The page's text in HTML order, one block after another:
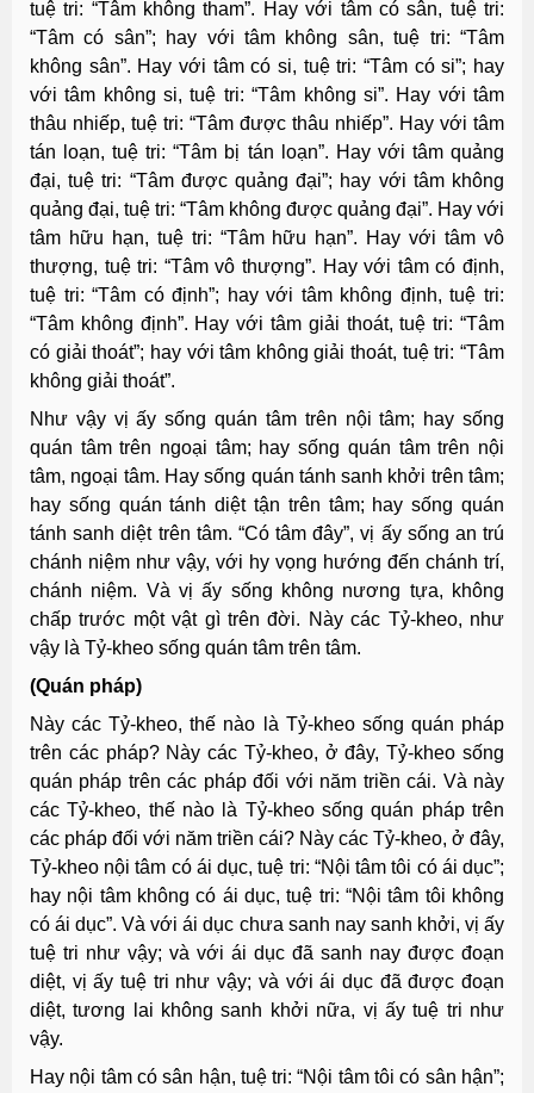
tuệ tri: “Tâm không tham”. Hay với tâm có sân, tuệ tri:
“Tâm có sân”; hay với tâm không sân, tuệ tri: “Tâm
không sân”. Hay với tâm có si, tuệ tri: “Tâm có si”; hay
với tâm không si, tuệ tri: “Tâm không si”. Hay với tâm
thâu nhiếp, tuệ tri: “Tâm được thâu nhiếp”. Hay với tâm
tán loạn, tuệ tri: “Tâm bị tán loạn”. Hay với tâm quảng
đại, tuệ tri: “Tâm được quảng đại”; hay với tâm không
quảng đại, tuệ tri: “Tâm không được quảng đại”. Hay với
tâm hữu hạn, tuệ tri: “Tâm hữu hạn”. Hay với tâm vô
thượng, tuệ tri: “Tâm vô thượng”. Hay với tâm có định,
tuệ tri: “Tâm có định”; hay với tâm không định, tuệ tri:
“Tâm không định”. Hay với tâm giải thoát, tuệ tri: “Tâm
có giải thoát”; hay với tâm không giải thoát, tuệ tri: “Tâm
không giải thoát”.
Như vậy vị ấy sống quán tâm trên nội tâm; hay sống
quán tâm trên ngoại tâm; hay sống quán tâm trên nội
tâm, ngoại tâm. Hay sống quán tánh sanh khởi trên tâm;
hay sống quán tánh diệt tận trên tâm; hay sống quán
tánh sanh diệt trên tâm. “Có tâm đây”, vị ấy sống an trú
chánh niệm như vậy, với hy vọng hướng đến chánh trí,
chánh niệm. Và vị ấy sống không nương tựa, không
chấp trước một vật gì trên đời. Này các Tỷ-kheo, như
vậy là Tỷ-kheo sống quán tâm trên tâm.
(Quán pháp)
Này các Tỷ-kheo, thế nào là Tỷ-kheo sống quán pháp
trên các pháp? Này các Tỷ-kheo, ở đây, Tỷ-kheo sống
quán pháp trên các pháp đối với năm triền cái. Và này
các Tỷ-kheo, thế nào là Tỷ-kheo sống quán pháp trên
các pháp đối với năm triền cái? Này các Tỷ-kheo, ở đây,
Tỷ-kheo nội tâm có ái dục, tuệ tri: “Nội tâm tôi có ái dục”;
hay nội tâm không có ái dục, tuệ tri: “Nội tâm tôi không
có ái dục”. Và với ái dục chưa sanh nay sanh khởi, vị ấy
tuệ tri như vậy; và với ái dục đã sanh nay được đoạn
diệt, vị ấy tuệ tri như vậy; và với ái dục đã được đoạn
diệt, tương lai không sanh khởi nữa, vị ấy tuệ tri như
vậy.
Hay nội tâm có sân hận, tuệ tri: “Nội tâm tôi có sân hận”;